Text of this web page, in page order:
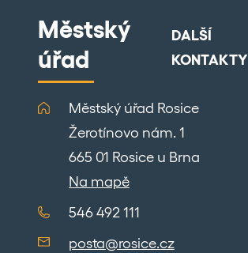
Městský
úřad
DALŠÍ
KONTAKTY
Městský úřad Rosice
Žerotínovo nám. 1
665 01 Rosice u Brna
Na mapě
546 492 111
posta@rosice.cz